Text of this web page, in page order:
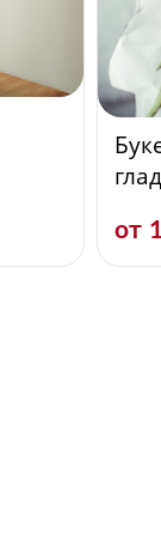
от